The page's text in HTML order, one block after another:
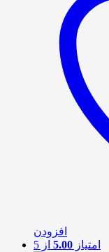
افزودن
امتیاز 5.00 از 5